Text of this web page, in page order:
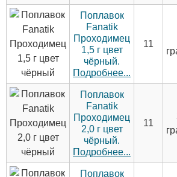
Поплавок
Fanatik
Проходимец
1,5 г цвет
чёрный.
Подробнее...
11
Поплавок
Fanatik
Проходимец
2,0 г цвет
чёрный.
Подробнее...
11
Поплавок